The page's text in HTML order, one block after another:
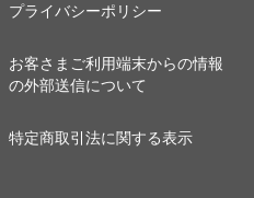
プライバシーポリシー
お客さまご利用端末からの情報
の外部送信について
特定商取引法に関する表示